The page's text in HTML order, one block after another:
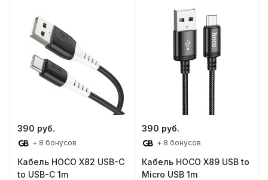
390 руб.
+ 8 бонусов
Кабель HOCO X82 USB-C
to USB-C 1m
390 руб.
+ 8 бонусов
Кабель HOCO X89 USB to
Micro USB 1m